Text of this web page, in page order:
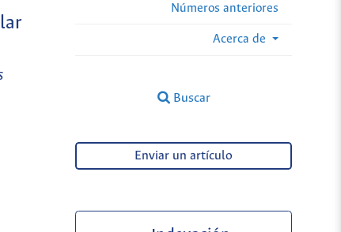
Números anteriores
Acerca de
Buscar
Enviar un artículo